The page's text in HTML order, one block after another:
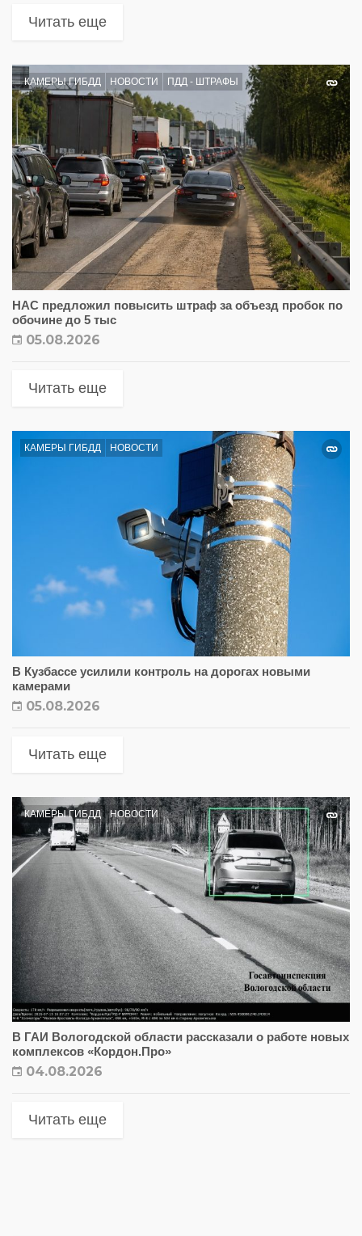
Читать еще
КАМЕРЫ ГИБДД НОВОСТИ ПДД - ШТРАФЫ
НАС предложил повысить штраф за объезд пробок по
обочине до 5 тыс
05.08.2026
Читать еще
КАМЕРЫ ГИБДД НОВОСТИ
В Кузбассе усилили контроль на дорогах новыми
камерами
05.08.2026
Читать еще
КАМЕРЫ ГИБДД НОВОСТИ
В ГАИ Вологодской области рассказали о работе новых
комплексов «Кордон.Про»
04.08.2026
Читать еще